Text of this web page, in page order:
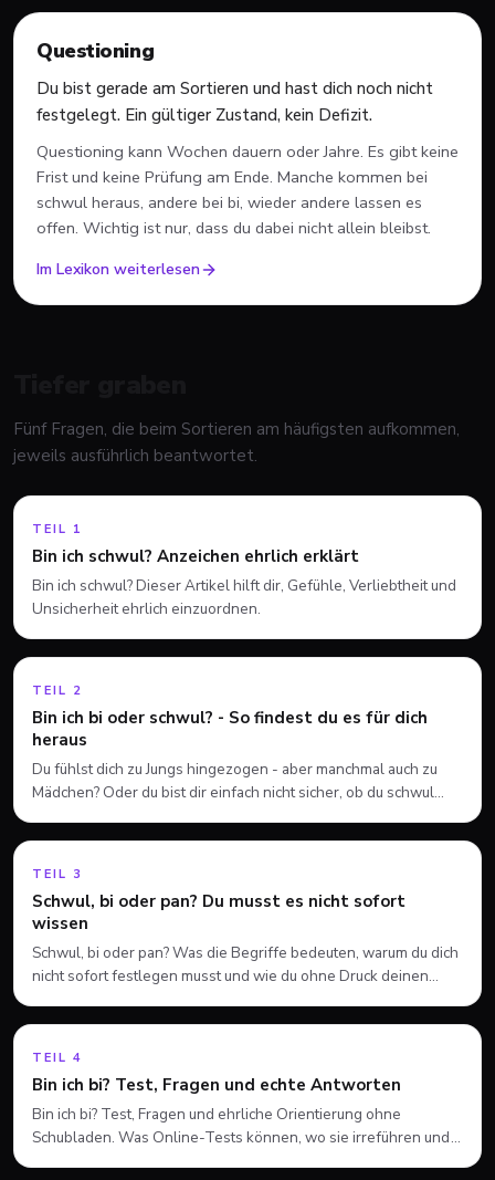
Questioning
Du bist gerade am Sortieren und hast dich noch nicht
festgelegt. Ein gültiger Zustand, kein Defizit.
Questioning kann Wochen dauern oder Jahre. Es gibt keine
Frist und keine Prüfung am Ende. Manche kommen bei
schwul heraus, andere bei bi, wieder andere lassen es
offen. Wichtig ist nur, dass du dabei nicht allein bleibst.
Im Lexikon weiterlesen
Fünf Fragen, die beim Sortieren am häufigsten aufkommen,
jeweils ausführlich beantwortet.
TEIL 1
Bin ich schwul? Anzeichen ehrlich erklärt
Bin ich schwul? Dieser Artikel hilft dir, Gefühle, Verliebtheit und
Unsicherheit ehrlich einzuordnen.
TEIL 2
Bin ich bi oder schwul? - So findest du es für dich
heraus
Du fühlst dich zu Jungs hingezogen - aber manchmal auch zu
Mädchen? Oder du bist dir einfach nicht sicher, ob du schwul
nicht sofort festlegen.
TEIL 3
Schwul, bi oder pan? Du musst es nicht sofort
wissen
Schwul, bi oder pan? Was die Begriffe bedeuten, warum du dich
nicht sofort festlegen musst und wie du ohne Druck deinen
TEIL 4
Bin ich bi? Test, Fragen und echte Antworten
Bin ich bi? Test, Fragen und ehrliche Orientierung ohne
Schubladen. Was Online-Tests können, wo sie irreführen und